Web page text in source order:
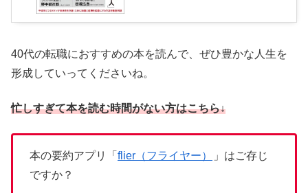
40代の転職におすすめの本を読んで、ぜひ豊かな人生を
形成していってくださいね。
忙しすぎて本を読む時間がない方はこちら↓
本の要約アプリ「 flier（フライヤー）
」はご存じ
ですか？